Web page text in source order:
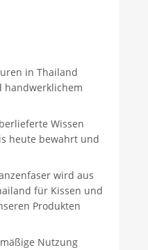
in Thailand
handwerklichem
Wissen
heute bewahrt und
wird aus
für Kissen und
Produkten
Nutzung